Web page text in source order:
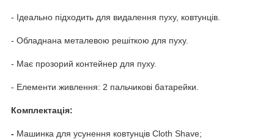
- Ідеально підходить для видалення пуху, ковтунців.
- Обладнана металевою решіткою для пуху.
- Має прозорий контейнер для пуху.
- Елементи живлення: 2 пальчикові батарейки.
Комплектація:
- Машинка для усунення ковтунців Cloth Shave;